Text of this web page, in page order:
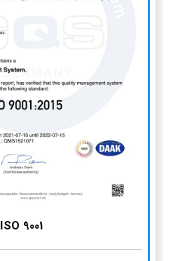
ISO 9001